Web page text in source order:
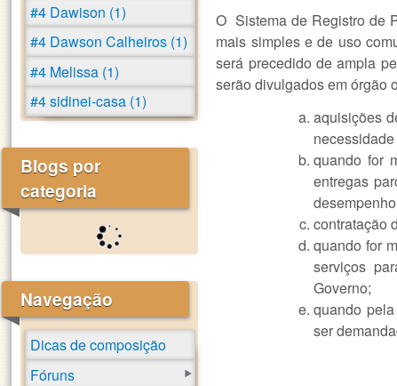
O Sistema de Registro de
mais simples e de uso
será precedido de ampla
serão divulgados em órgão
aquisições
quando for
entregas
contratação
quando for
serviços
Governo;
quando
ser
#4 Dawison (1)
#4 Dawson Calheiros (1)
#4 Melissa (1)
#4 sidinei-casa (1)
Blogs por
categoria
Navegação
Dicas de composição
Fóruns